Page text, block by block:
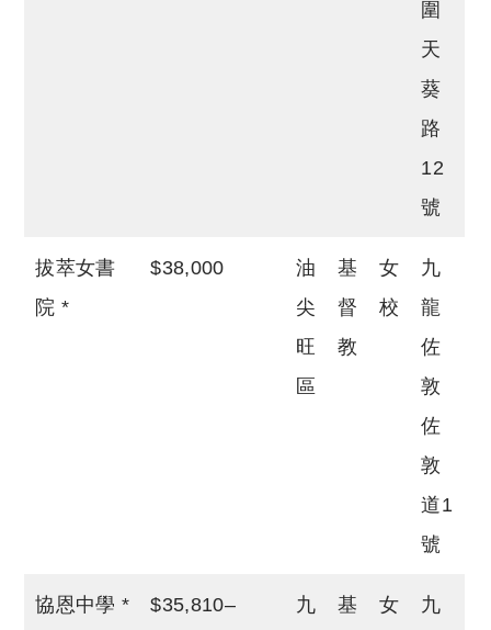
圍
天
葵
路
12
號
拔萃女書
院 *
$38,000
油
尖
旺
區
基
督
教
女
校
九
龍
佐
敦
佐
敦
道1
號
協恩中學 *
$35,810–
九
基
女
九